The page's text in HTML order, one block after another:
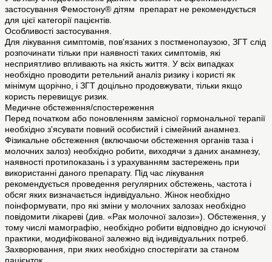
застосування Фемостону® дітям препарат не рекомендується
для цієї категорії пацієнтів.
Особливості застосування.
Для лікування симптомів, пов'язаних з постменопаузою, ЗГТ слід
розпочинати тільки при наявності таких симптомів, які
несприятливо впливають на якість життя. У всіх випадках
необхідно проводити ретельний аналіз ризику і користі як
мінімум щорічно, і ЗГТ доцільно продовжувати, тільки якщо
користь перевищує ризик.
Медичне обстеження/спостереження
Перед початком або поновленням замісної гормональної терапії
необхідно з'ясувати повний особистий і сімейний анамнез.
Фізикальне обстеження (включаючи обстеження органів таза і
молочних залоз) необхідно робити, виходячи з даних анамнезу,
наявності протипоказань і з урахуванням застережень при
використанні даного препарату. Під час лікування
рекомендується проведення регулярних обстежень, частота і
обсяг яких визначається індивідуально. Жінок необхідно
поінформувати, про які зміни у молочних залозах необхідно
повідомити лікареві (див. «Рак молочної залози»). Обстеження, у
тому числі мамографію, необхідно робити відповідно до існуючої
практики, модифікованої залежно від індивідуальних потреб.
Захворювання, при яких необхідно спостерігати за станом